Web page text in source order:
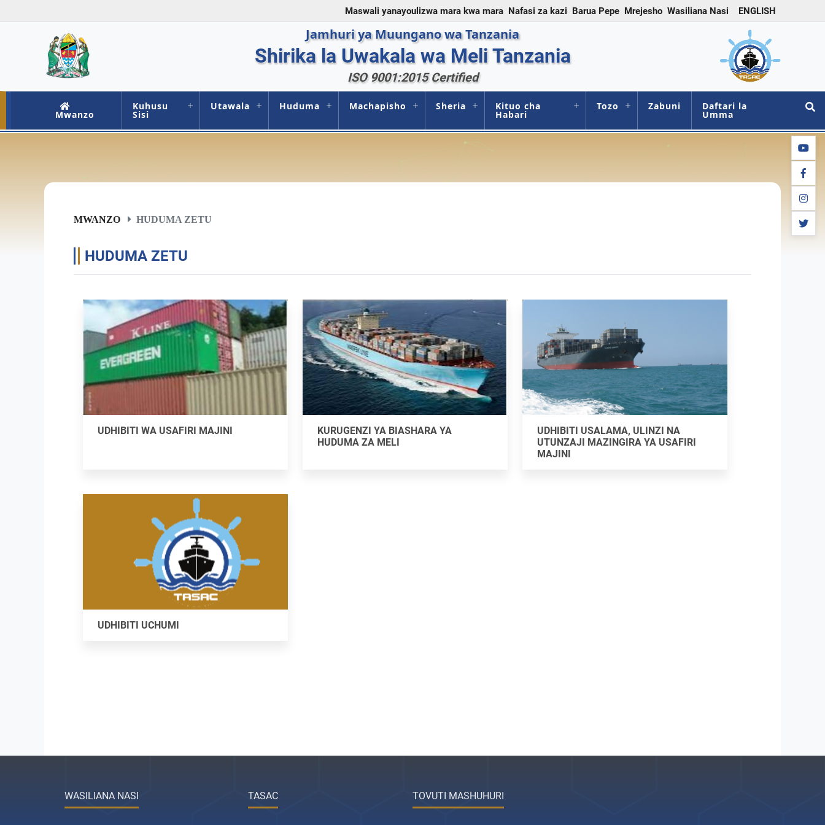
Maswali yanayoulizwa mara kwa mara Nafasi za kazi Barua Pepe Mrejesho Wasiliana Nasi ENGLISH
Jamhuri ya Muungano wa Tanzania
Shirika la Uwakala wa Meli Tanzania
ISO 9001:2015 Certified
Mwanzo
Kuhusu
Sisi
Utawala Huduma Machapisho Sheria Kituo cha
Habari
Tozo Zabuni Daftari la
Umma
MWANZO HUDUMA ZETU
HUDUMA ZETU
UDHIBITI WA USAFIRI MAJINI
KURUGENZI YA BIASHARA YA
HUDUMA ZA MELI
UDHIBITI USALAMA, ULINZI NA
UTUNZAJI MAZINGIRA YA USAFIRI
MAJINI
UDHIBITI UCHUMI
twitter
WASILIANA NASI TASAC TOVUTI MASHUHURI